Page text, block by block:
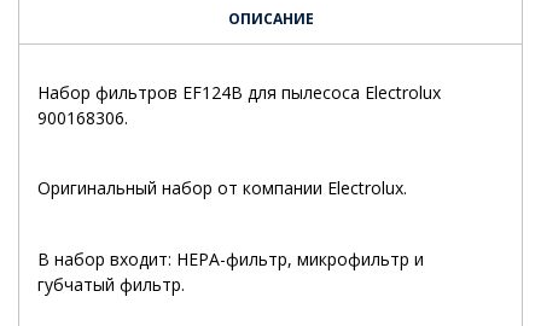
ОПИСАНИЕ
Набор фильтров EF124B для пылесоса Electrolux
900168306.
Оригинальный набор от компании Electrolux.
В набор входит: HEPA-фильтр, микрофильтр и
губчатый фильтр.